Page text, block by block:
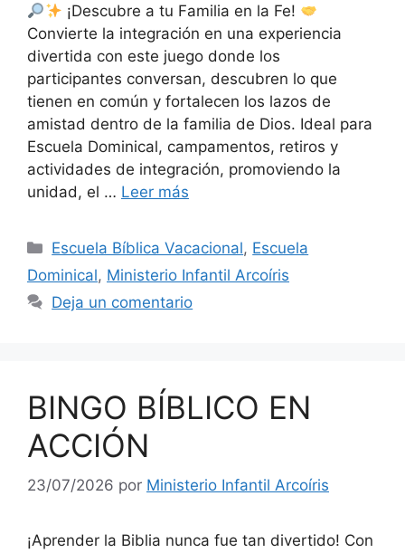
¡Descubre a tu Familia en la Fe!
Convierte la integración en una experiencia
divertida con este juego donde los
participantes conversan, descubren lo que
tienen en común y fortalecen los lazos de
amistad dentro de la familia de Dios. Ideal para
Escuela Dominical, campamentos, retiros y
actividades de integración, promoviendo la
unidad, el … Leer más
Escuela Bíblica Vacacional, Escuela
Dominical, Ministerio Infantil Arcoíris
Deja un comentario
BINGO BÍBLICO EN
ACCIÓN
23/07/2026 por Ministerio Infantil Arcoíris
¡Aprender la Biblia nunca fue tan divertido! Con